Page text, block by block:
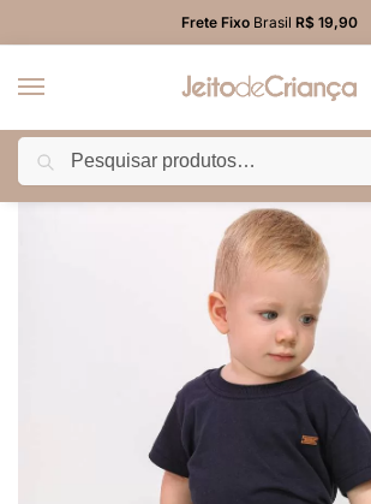
Frete FixoBrasil R$ 19,90
Início BEBÊ MENINO / Calça